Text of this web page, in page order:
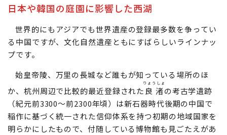
日本や韓国の庭園に影響した西湖
世界的にもアジアでも世界遺産の登録最多数を争ってい
る中国ですが、文化自然遺産ともにすばらしいラインナッ
プです。
始皇帝陵、万里の長城など誰もが知っている場所のほ
か、杭州周辺で比較的最近登録された 良渚
りょうしょ
の考古学遺跡
（紀元前3300～前2300年頃）は新石器時代後期の中国で
稲作に基づく統一された信仰体系を持つ初期の地域国家を
明らかにしたもので、付随している博物館も見ごたえがあ